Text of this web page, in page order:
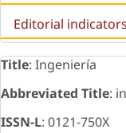
Editorial
Title: Ingeniería
Abbreviated Title:
ISSN-L: 0121-750X